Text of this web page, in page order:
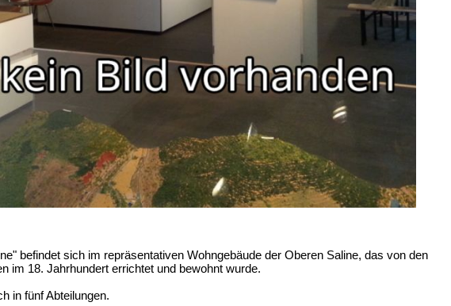
befindet sich im repräsentativen Wohngebäude der Oberen Saline, das von den
im 18. Jahrhundert errichtet und bewohnt wurde.
in fünf Abteilungen.